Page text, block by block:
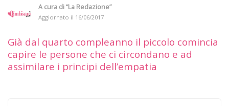
A cura di“La Redazione”
Aggiornato il 16/06/2017
Già dal quarto compleanno il piccolo comincia
capire le persone che ci circondano e ad
assimilare i principi dell’empatia